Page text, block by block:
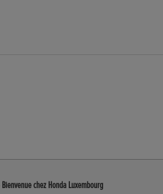
chez Honda Luxembourg